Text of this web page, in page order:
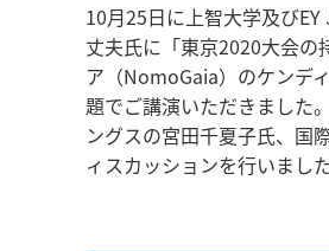
10月25日に上智大学及び
丈夫氏に「東京2020大会
ア（NomoGaia）のケンデ
題でご講演いただきました
ングスの宮田千夏子氏、国
ィスカッションを行いました